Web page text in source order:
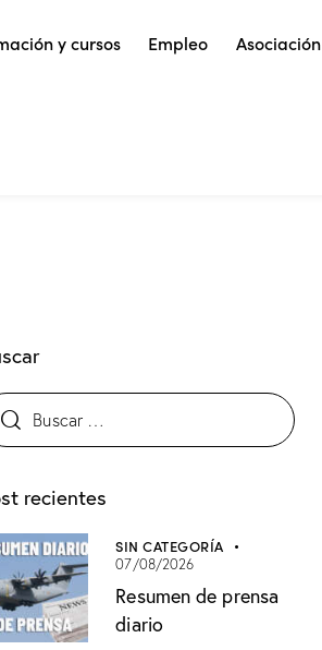
y cursos Empleo Asociación
recientes
SIN CATEGORÍA
07/08/2026
Resumen de prensa
diario